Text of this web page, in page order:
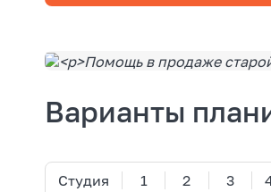
Варианты
Студия 1 2 3